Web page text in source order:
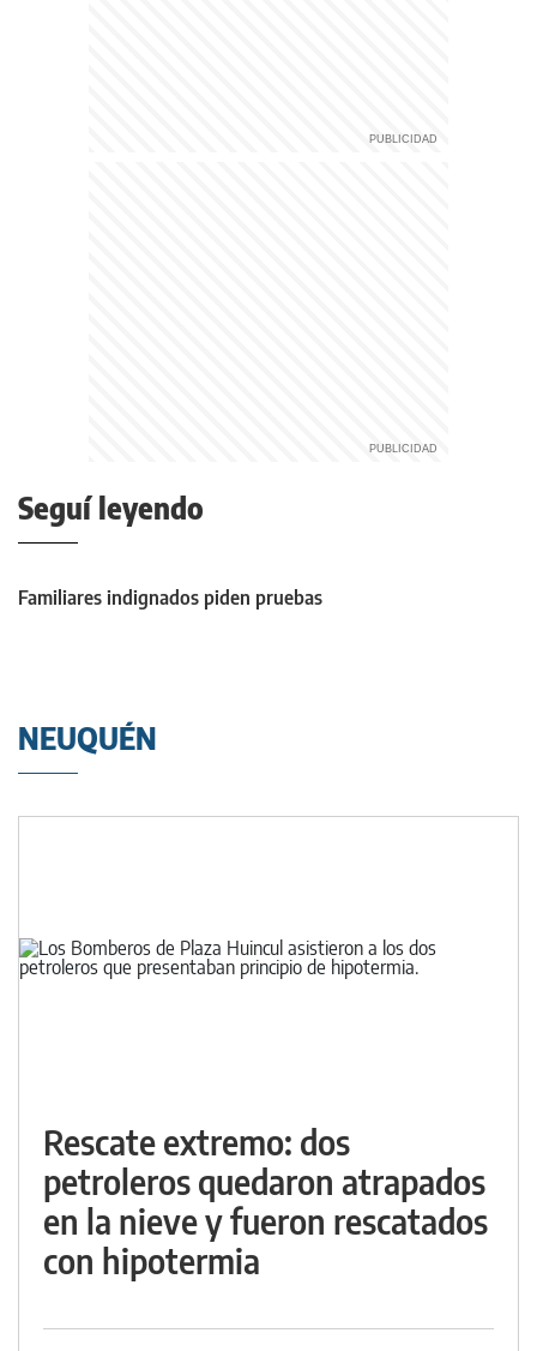
Seguí leyendo
Familiares indignados piden pruebas
NEUQUÉN
Rescate extremo: dos
petroleros quedaron atrapados
en la nieve y fueron rescatados
con hipotermia